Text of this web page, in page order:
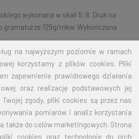
na najwyższym poziomie w ramach
korzystamy z plików cookies. Pliki
zapewnienie prawidłowego działania
oraz realizację podstawowych jej
zgody, pliki cookies są przez nas
pomiarów i analiz korzystania
także do celów marketingowych. Strona
cookies oraz technologie do nich
wykonana w skali 5:8. Druk na
125g/mkw. Wykończona
w stanie wykonać dowolny rozmiar
większej ilości cena zostanie wyliczona
NETTO CENA BRUTTO